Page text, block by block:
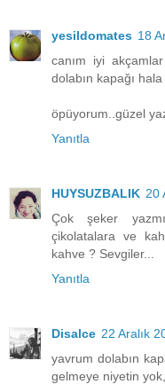
yesildomates 18
canım iyi
dolabın kapağı
öpüyorum..güzel
Yanıtla
HUYSUZBALIK 20
Çok şeker
çikolatalara ve
kahve ? Sevgiler...
Yanıtla
Disalce 22 Aralık
yavrum dolabın
gelmeye niyetin